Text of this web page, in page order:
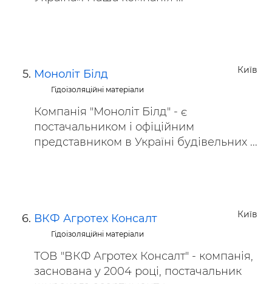
Київ
Моноліт Білд
Гідоізоляційні матеріали
Компанія "Моноліт Білд" - є
постачальником і офіційним
представником в Україні будівельних ...
Київ
ВКФ Агротех Консалт
Гідоізоляційні матеріали
ТОВ "ВКФ Агротех Консалт" - компанія,
заснована у 2004 році, постачальник